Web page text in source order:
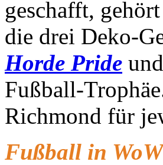
geschafft,
die drei Deko-
Horde Pride
Fußball-
Richmond für
Fußball in WoW